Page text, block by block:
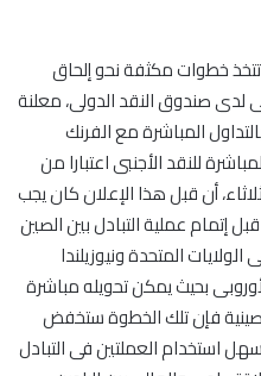
خطوات مكثفة نحو إلحاق
لدى صندوق النقد الدولى، معلنة
المباشرة مع الفرنك
للنقد الأجنبى اعتبارا من
أن قبل هذا الإعلان كان يجب
إتمام عملية التبادل بين الصين
المتحدة ونيوزيلندا
الأوروبى بحيث يمكن تحويله مباشرة
فإن تلك الخطوة ستخفض
استخدام العملتين فى التبادل